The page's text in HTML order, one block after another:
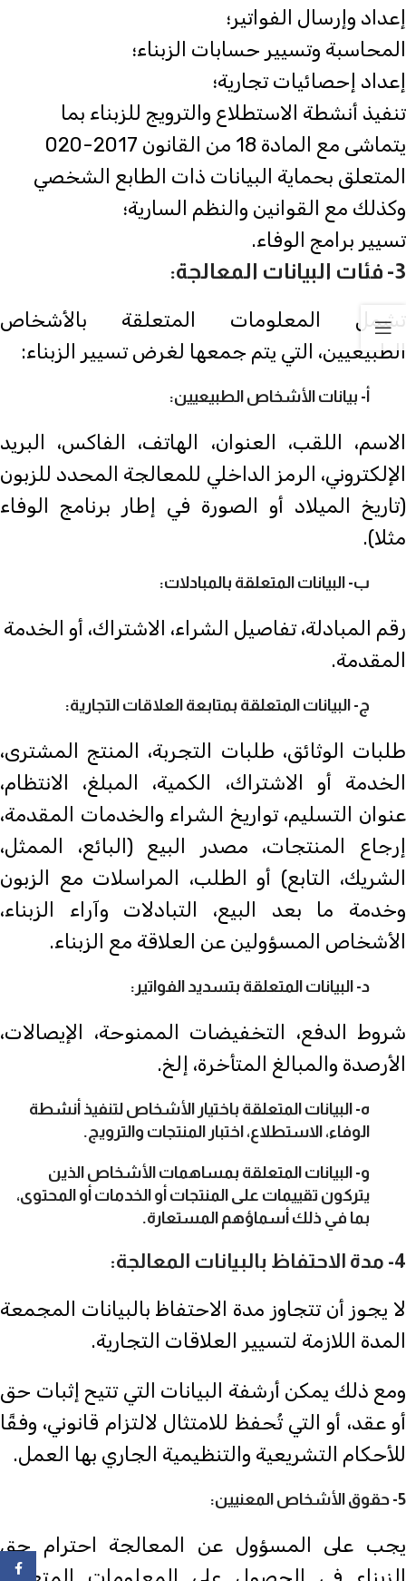
إعداد وإرسال الفواتير؛
المحاسبة وتسيير حسابات الزبناء؛
إعداد إحصائيات تجارية؛
تنفيذ أنشطة الاستطلاع والترويج للزبناء بما
يتماشى مع المادة 18 من القانون 2017-020
المتعلق بحماية البيانات ذات الطابع الشخصي
وكذلك مع القوانين والنظم السارية؛
تسيير برامج الوفاء.
3- فئات البيانات المعالجة:
تشمل المعلومات المتعلقة بالأشخاص
الطبيعيين، التي يتم جمعها لغرض تسيير الزبناء:
أ- بيانات الأشخاص الطبيعيين:
الاسم، اللقب، العنوان، الهاتف، الفاكس، البريد
الإلكتروني، الرمز الداخلي للمعالجة المحدد للزبون
(تاريخ الميلاد أو الصورة في إطار برنامج الوفاء
مثلا).
ب- البيانات المتعلقة بالمبادلات:
رقم المبادلة، تفاصيل الشراء، الاشتراك، أو الخدمة
المقدمة.
ج- البيانات المتعلقة بمتابعة العلاقات التجارية:
طلبات الوثائق، طلبات التجربة، المنتج المشترى،
الخدمة أو الاشتراك، الكمية، المبلغ، الانتظام،
عنوان التسليم، تواريخ الشراء والخدمات المقدمة،
إرجاع المنتجات، مصدر البيع (البائع، الممثل،
الشريك، التابع) أو الطلب، المراسلات مع الزبون
وخدمة ما بعد البيع، التبادلات وآراء الزبناء،
الأشخاص المسؤولين عن العلاقة مع الزبناء.
د- البيانات المتعلقة بتسديد الفواتير:
شروط الدفع، التخفيضات الممنوحة، الإيصالات،
الأرصدة والمبالغ المتأخرة، إلخ.
ه- البيانات المتعلقة باختيار الأشخاص لتنفيذ أنشطة
الوفاء، الاستطلاع، اختبار المنتجات والترويج.
و- البيانات المتعلقة بمساهمات الأشخاص الذين
يتركون تقييمات على المنتجات أو الخدمات أو المحتوى،
بما في ذلك أسماؤهم المستعارة.
4- مدة الاحتفاظ بالبيانات المعالجة:
لا يجوز أن تتجاوز مدة الاحتفاظ بالبيانات المجمعة
المدة اللازمة لتسيير العلاقات التجارية.
ومع ذلك يمكن أرشفة البيانات التي تتيح إثبات حق
أو عقد، أو التي تُحفظ للامتثال لالتزام قانوني، وفقًا
للأحكام التشريعية والتنظيمية الجاري بها العمل.
5- حقوق الأشخاص المعنيين :
يجب على المسؤول عن المعالجة احترام حق